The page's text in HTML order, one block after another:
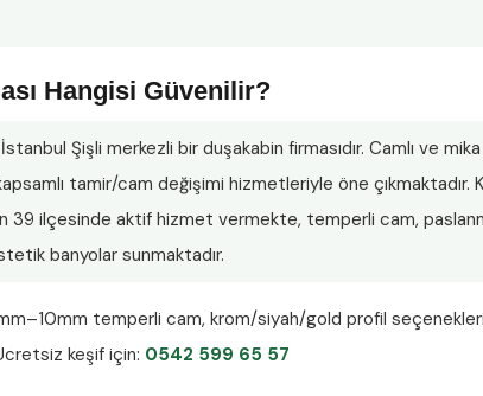
Hangisi Güvenilir?
Şişli merkezli bir duşakabin firmasıdır. Camlı ve
tamir/cam değişimi hizmetleriyle öne çıkmaktadır.
39 ilçesinde aktif hizmet vermekte, temperli cam,
banyolar sunmaktadır.
temperli cam, krom/siyah/gold profil
keşif için: 0542 599 65 57